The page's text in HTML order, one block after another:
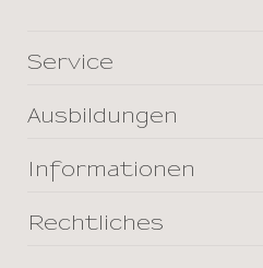
Service
Ausbildungen
Informationen
Rechtliches